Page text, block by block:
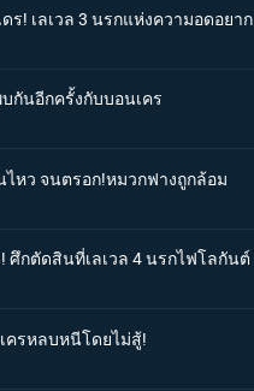
! เลเวล 3 นรกแห่งความอดอยาก
กันอีกครั้งกับบอนเคร
ไหว จนตรอก!หมวกฟางถูกล้อม
ศึกตัดสินที่เลเวล 4 นรกไฟโลกันต์
ครหลบหนีโดยไม่สู้!